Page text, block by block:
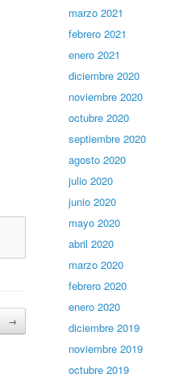
→
marzo 2021
febrero 2021
enero 2021
diciembre 2020
noviembre 2020
octubre 2020
septiembre 2020
agosto 2020
julio 2020
junio 2020
mayo 2020
abril 2020
marzo 2020
febrero 2020
enero 2020
diciembre 2019
noviembre 2019
octubre 2019